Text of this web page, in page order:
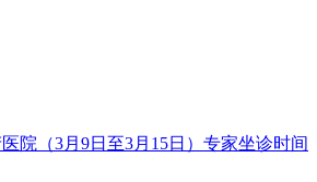
院（3月9日至3月15日）专家坐诊时间